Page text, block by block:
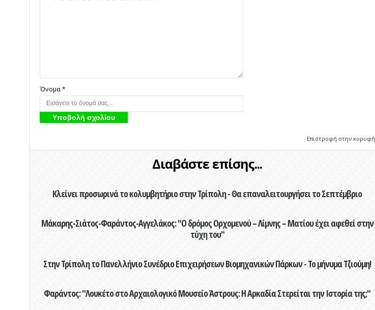
Όνομα *
Επιστροφή στην κορυφή
Διαβάστε επίσης...
Κλείνει προσωρινά το κολυμβητήριο στην Τρίπολη - Θα επαναλειτουργήσει το Σεπτέμβριο
Μάκαρης-Σιάτος-Φαράντος-Αγγελάκος: "Ο δρόμος Ορχομενού – Λίμνης – Ματίου έχει αφεθεί στην
τύχη του"
Στην Τρίπολη το Πανελλήνιο Συνέδριο Επιχειρήσεων Βιομηχανικών Πάρκων - Το μήνυμα Τζιούμη!
Φαράντος: "Λουκέτο στο Αρχαιολογικό Μουσείο Άστρους: Η Αρκαδία Στερείται την Ιστορία της;"